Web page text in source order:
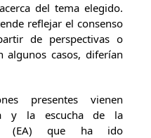
del tema elegido.
reflejar el consenso
de perspectivas o
algunos casos, diferían
presentes vienen
y la escucha de la
(EA) que ha ido